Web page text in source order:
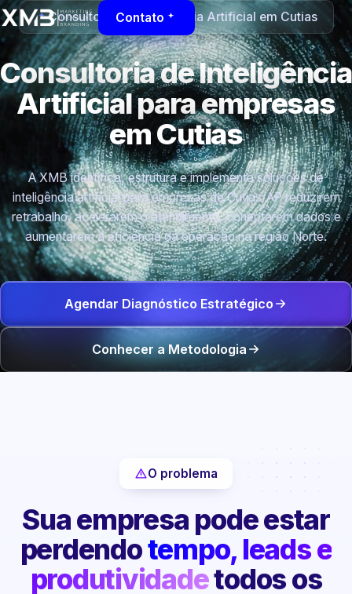
Contato
Consultoria de Inteligência Artificial em Cutias
Consultoria de Inteligência
Artificial para empresas
em Cutias
A XMB identifica, estrutura e implementa soluções de
inteligência artificial para empresas de Cutias/AP reduzirem
retrabalho, acelerarem o atendimento, conectarem dados e
aumentarem a eficiência da operação na região Norte.
Agendar Diagnóstico Estratégico
Conhecer a Metodologia
O problema
Sua empresa pode estar
perdendotempo, leads e
produtividadetodos os